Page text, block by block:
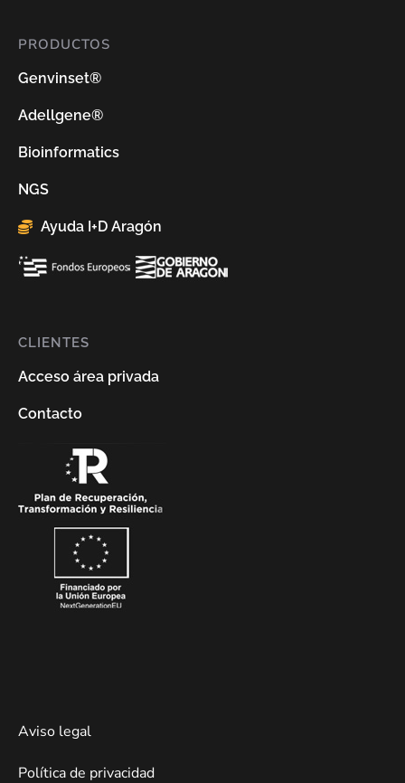
PRODUCTOS
Genvinset®
Adellgene®
Bioinformatics
NGS
Ayuda I+D Aragón
CLIENTES
Acceso área privada
Contacto
Aviso legal
Política de privacidad